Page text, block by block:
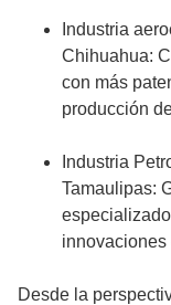
Industria
Chihuahua:
con más
producción
Industria
Tamaulipas:
innovaciones
Desde la